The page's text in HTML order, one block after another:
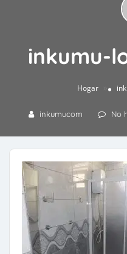
inkumu-
Hogar
inkumucom No